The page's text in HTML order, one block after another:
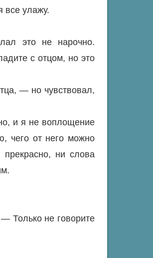
все улажу.
это не нарочно.
с отцом, но это
— но чувствовал,
и я не воплощение
чего от него можно
ни слова
Только не говорите